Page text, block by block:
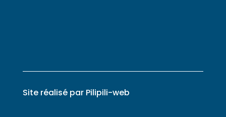
Site réalisé par Pilipili-web